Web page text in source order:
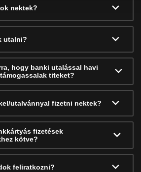
nektek?
utalni?
hogy banki utalással havi
titeket?
utalvánnyal fizetni nektek?
fizetések
kötve?
feliratkozni?